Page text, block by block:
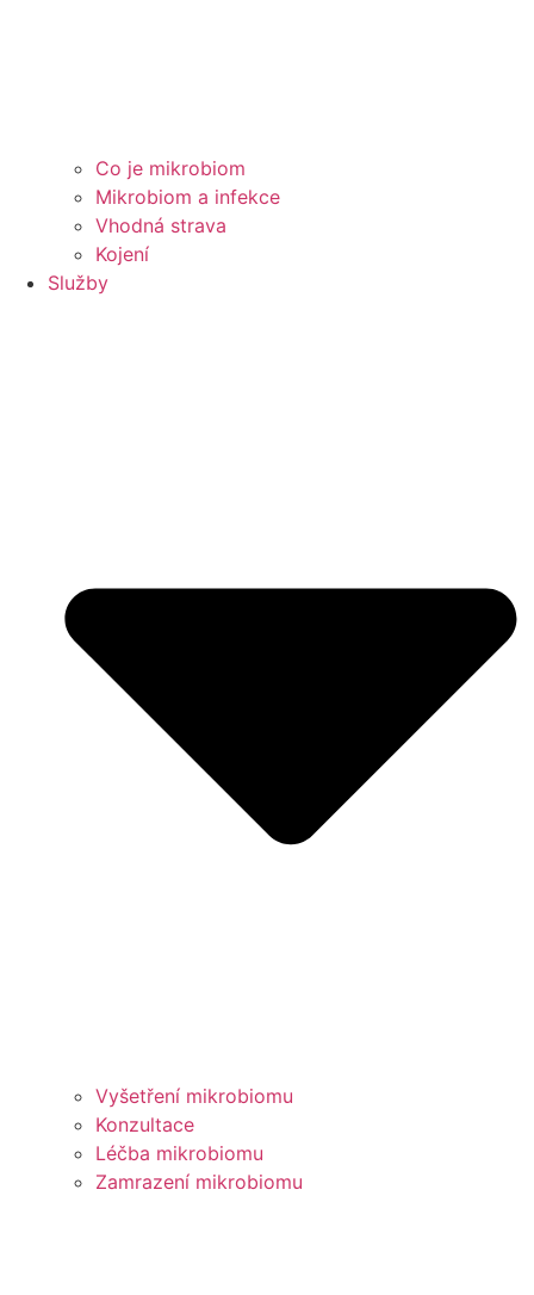
Co je mikrobiom
Mikrobiom a infekce
Vhodná strava
Kojení
Služby
Vyšetření mikrobiomu
Konzultace
Léčba mikrobiomu
Zamrazení mikrobiomu